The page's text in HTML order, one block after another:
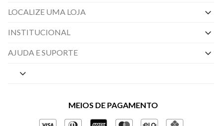
LOCALIZE UMA LOJA
INSTITUCIONAL
Nossas Lojas
Políticas de Privacidade
Gestão de Privacidade
AJUDA E SUPORTE
Central de Preferências
Perguntas frequentes
Regulamentos e Promoções
MEIOS DE PAGAMENTO